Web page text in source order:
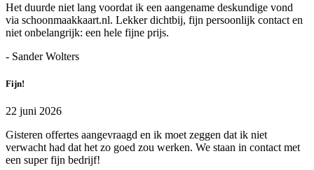
Het duurde niet lang voordat ik een aangename deskundige vond
via schoonmaakkaart.nl. Lekker dichtbij, fijn persoonlijk contact en
niet onbelangrijk: een hele fijne prijs.
- Sander Wolters
Fijn!
22 juni 2026
Gisteren offertes aangevraagd en ik moet zeggen dat ik niet
verwacht had dat het zo goed zou werken. We staan in contact met
een super fijn bedrijf!